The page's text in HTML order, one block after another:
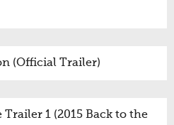
(Official Trailer)
1 (2015 Back to the